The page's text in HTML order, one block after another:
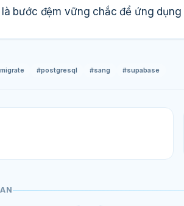
bước đệm vững chắc để ứng
#postgresql #sang #supabase